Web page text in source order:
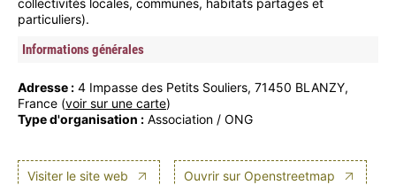
particuliers).
Informations générales
Adresse : 4 Impasse des Petits Souliers, 71450 BLANZY,
France (voir sur une carte)
Type d'organisation : Association / ONG
Visiter le site web Ouvrir sur Openstreetmap